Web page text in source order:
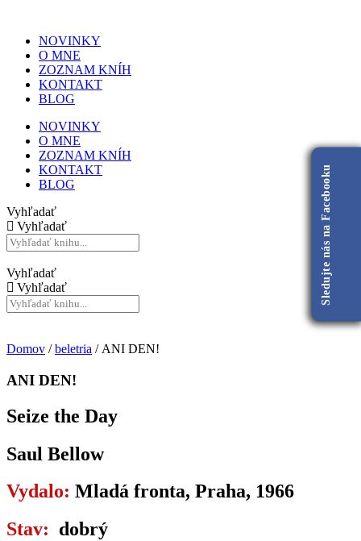
NOVINKY
O MNE
ZOZNAM KNÍH
KONTAKT
BLOG
NOVINKY
O MNE
ZOZNAM KNÍH
KONTAKT
BLOG
Vyhľadať
Vyhľadať
Vyhľadať
Vyhľadať
Domov /beletria / ANI DEN!
ANI DEN!
Seize the Day
Saul Bellow
Vydalo: Mladá fronta, Praha, 1966
Stav: dobrý
Sledujte nás na Facebooku